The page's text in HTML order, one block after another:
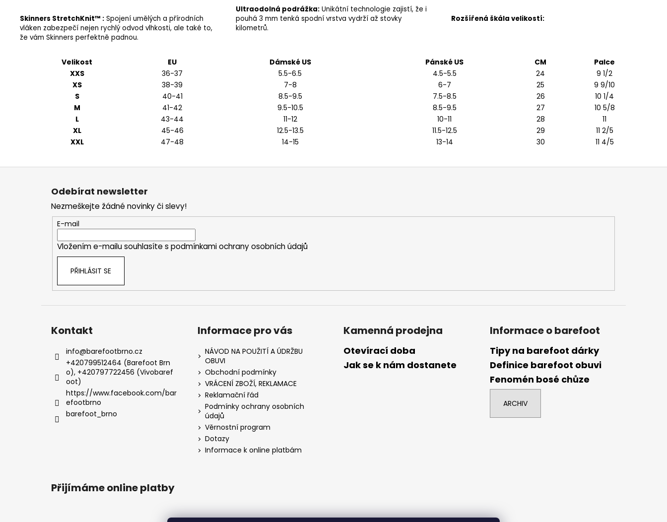
Skinners StretchKnit™ : Spojení umělých a přírodních
vláken zabezpečí nejen rychlý odvod vlhkosti, ale také to,
že vám Skinners perfektně padnou.
Ultraodolná podrážka:Unikátní technologie zajistí, že i
pouhá 3 mm tenká spodní vrstva vydrží až stovky
kilometrů.
Rozšířená škála velikostí:
Velikost EU Dámské US Pánské US CM
Palce
XXS
36-37 5.5-6.5 4.5-5.5 24
9 1/2
XS
38-39 7-8 6-7 25
9 9/10
S
40-41 8.5-9.5 7.5-8.5 26
10 1/4
M
41-42 9.5-10.5 8.5-9.5 27
10 5/8
L
43-44 11-12 10-11 28
11
XL
45-46 12.5-13.5 11.5-12.5 29
11 2/5
XXL
47-48 14-15 13-14 30 11 4/5
Z
Odebírat newsletter
Nezmeškejte žádné novinky či slevy!
E-mail
Vložením e-mailu souhlasíte s podmínkami ochrany osobních údajů
PŘIHLÁSIT SE
Kontakt
info@barefootbrno.cz
+420799512464 (Barefoot Brn
o), +420797722456 (Vivobaref
oot)
https://www.facebook.com/bar
efootbrno
barefoot_brno
Informace pro vás
NÁVOD NA POUŽITÍ A ÚDRŽBU
OBUVI
Obchodní podmínky
VRÁCENÍ ZBOŽÍ, REKLAMACE
Reklamační řád
Podmínky ochrany osobních
údajů
Věrnostní program
Dotazy
Informace k online platbám
Kamenná prodejna
Otevírací doba
Jak se k nám dostanete
Informace o barefoot
Tipy na barefoot dárky
Definice barefoot obuvi
Fenomén bosé chůze
ARCHIV
Přijímáme online platby